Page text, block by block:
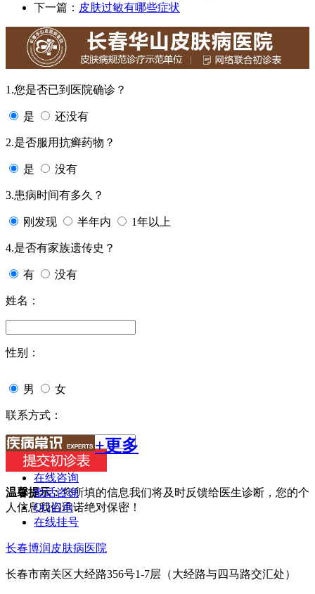
下一篇： 皮肤过敏有哪些症状
1.您是否已到医院确诊？
是 还没有
2.是否服用抗癣药物？
是 没有
3.患病时间有多久？
刚发现 半年内 1年以上
4.是否有家族遗传史？
有 没有
姓名：
性别：
男 女
联系方式：
温馨提示：您所填的信息我们将及时反馈给医生诊断，您的个
人信息我们承诺绝对保密！
+更多
在线咨询
电话咨询
QQ咨询
在线挂号
长春博润皮肤病医院
长春市南关区大经路356号1-7层（大经路与四马路交汇处）